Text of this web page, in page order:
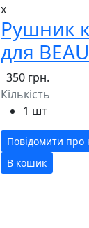
x
Рушник
для
350 грн.
Кількість
1 шт
Повідомити про
В кошик